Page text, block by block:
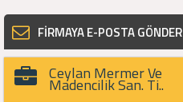
FİRMAYA E-POSTA GÖNDER
Ceylan Mermer Ve
Madencilik San. Ti..